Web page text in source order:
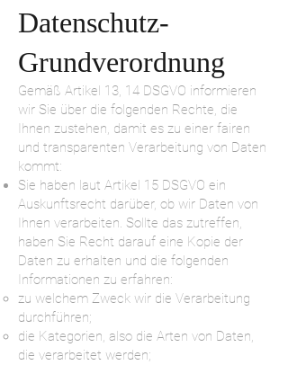
Datenschutz-
Grundverordnung
Gemäß Artikel 13, 14 DSGVO informieren
wir Sie über die folgenden Rechte, die
Ihnen zustehen, damit es zu einer fairen
und transparenten Verarbeitung von Daten
kommt:
Sie haben laut Artikel 15 DSGVO ein
Auskunftsrecht darüber, ob wir Daten von
Ihnen verarbeiten. Sollte das zutreffen,
haben Sie Recht darauf eine Kopie der
Daten zu erhalten und die folgenden
Informationen zu erfahren:
zu welchem Zweck wir die Verarbeitung
durchführen;
die Kategorien, also die Arten von Daten,
die verarbeitet werden;